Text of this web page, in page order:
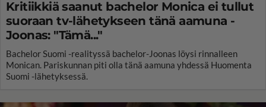
Kritiikkiä saanut bachelor Monica ei tullut
suoraan tv-lähetykseen tänä aamuna -
Joonas: "Tämä..."
Bachelor Suomi -realityssä bachelor-Joonas löysi rinnalleen
Monican. Pariskunnan piti olla tänä aamuna yhdessä Huomenta
Suomi -lähetyksessä.